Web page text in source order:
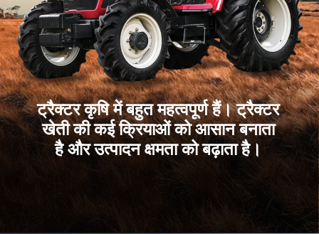
ट्रैक्टर कृषि में बहुत महत्वपूर्ण हैं। ट्रैक्टर
खेती की कई क्रियाओं को आसान बनाता
है और उत्पादन क्षमता को बढ़ाता है।